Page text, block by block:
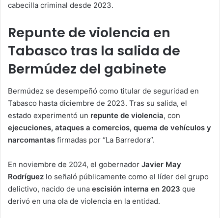
cabecilla criminal desde 2023.
Repunte de violencia en
Tabasco tras la salida de
Bermúdez del gabinete
Bermúdez se desempeñó como titular de seguridad en
Tabasco hasta diciembre de 2023. Tras su salida, el
estado experimentó un repunte de violencia, con
ejecuciones, ataques a comercios, quema de vehículos y
narcomantas firmadas por “La Barredora”.
En noviembre de 2024, el gobernador Javier May
Rodríguez lo señaló públicamente como el líder del grupo
delictivo, nacido de una escisión interna en 2023 que
derivó en una ola de violencia en la entidad.